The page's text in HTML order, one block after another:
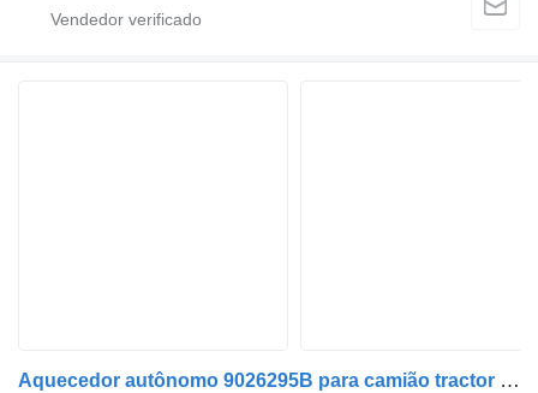
Aquecedor autônomo 9026295B para camião tractor Mercedes-Benz ACTROS MP4 | 11